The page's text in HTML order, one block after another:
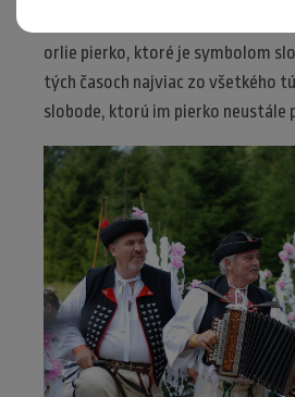
orlie pierko, ktoré je symbolom
tých časoch najviac zo všetkého
slobode, ktorú im pierko neustále